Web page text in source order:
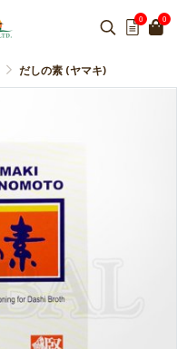
0 0
だしの素 (ヤマキ)